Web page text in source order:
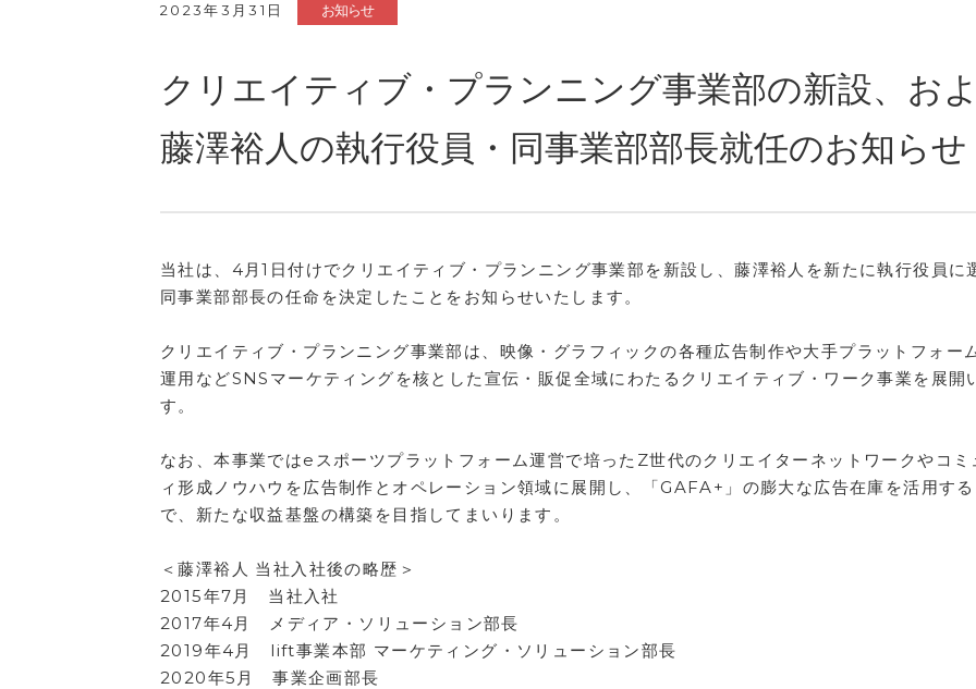
2023年3月31日 お知らせ
クリエイティブ・プランニング事業部の新設、お
藤澤裕人の執行役員・同事業部部長就任のお知らせ
当社は、4月1日付けでクリエイティブ・プランニング事業部を新設し、藤澤裕人を新たに執行役員に
同事業部部長の任命を決定したことをお知らせいたします。
クリエイティブ・プランニング事業部は、映像・グラフィックの各種広告制作や大手プラットフォー
運用などSNSマーケティングを核とした宣伝・販促全域にわたるクリエイティブ・ワーク事業を展開
す。
なお、本事業ではeスポーツプラットフォーム運営で培ったZ世代のクリエイターネットワークやコミ
ィ形成ノウハウを広告制作とオペレーション領域に展開し、「GAFA+」の膨大な広告在庫を活用する
で、新たな収益基盤の構築を目指してまいります。
＜藤澤裕人 当社入社後の略歴＞
2015年7月 当社入社
2017年4月 メディア・ソリューション部長
2019年4月 lift事業本部 マーケティング・ソリューション部長
2020年5月 事業企画部長